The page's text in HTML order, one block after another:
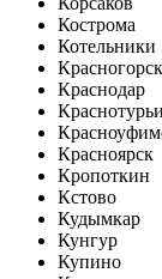
Кострома
Котельники
Красногорск
Краснодар
Красноярск
Кропоткин
Кстово
Кудымкар
Кунгур
Купино